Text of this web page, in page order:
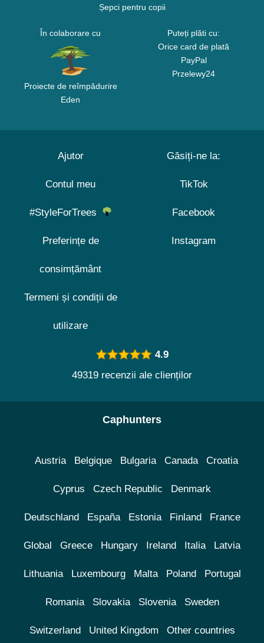
Șepci pentru copii
În colaborare cu
Proiecte de reîmpădurire
Eden
Puteți plăti cu:
Orice card de plată
PayPal
Przelewy24
Ajutor
Contul meu
#StyleForTrees
Preferințe de
consimțământ
Termeni și condiții de
utilizare
Găsiți-ne la:
TikTok
Facebook
Instagram
4.9
49319 recenzii ale clienților
Caphunters
Austria Belgique Bulgaria Canada Croatia
Cyprus Czech Republic Denmark
Deutschland España Estonia Finland France
Global Greece Hungary Ireland Italia Latvia
Lithuania Luxembourg Malta Poland Portugal
Romania Slovakia Slovenia Sweden
Switzerland United Kingdom Other countries